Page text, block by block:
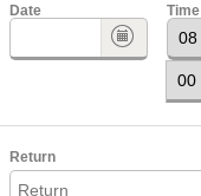
Date Time
Return